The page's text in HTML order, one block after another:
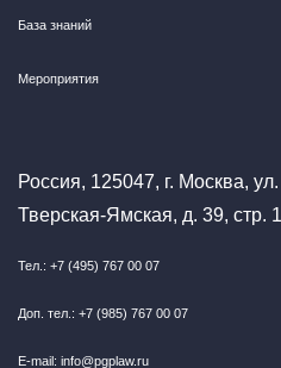
База знаний
Мероприятия
Россия, 125047, г. Москва,
Тверская-Ямская, д. 39, стр. 1
Тел.: +7 (495) 767 00 07
Доп. тел.: +7 (985) 767 00 07
E-mail: info@pgplaw.ru